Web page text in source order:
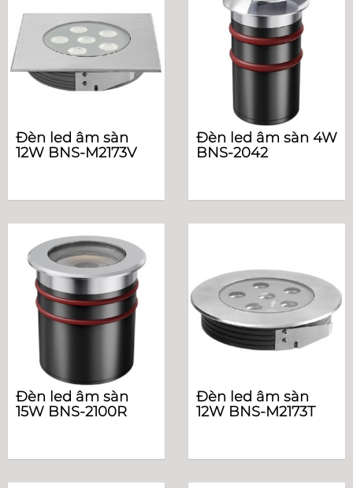
Đèn led âm sàn
12W BNS-M2173V
Đèn led âm sàn 4W
BNS-2042
Đèn led âm sàn
15W BNS-2100R
Đèn led âm sàn
12W BNS-M2173T